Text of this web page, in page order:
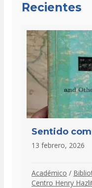
Recientes
Sentido
13 febrero, 2026
Académico /
Centro Henry